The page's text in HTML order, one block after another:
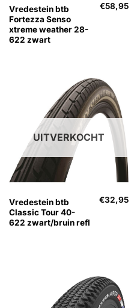
Vredestein btb
Fortezza Senso
xtreme weather 28-
622 zwart
€58,95
UITVERKOCHT
Vredestein btb
Classic Tour 40-
622 zwart/bruin refl
€32,95